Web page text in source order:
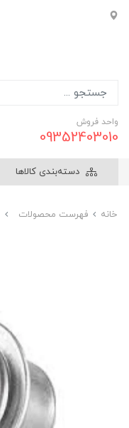
واحد فروش
09352403010
دسته‌بندی کالاها
خانه فهرست محصولات